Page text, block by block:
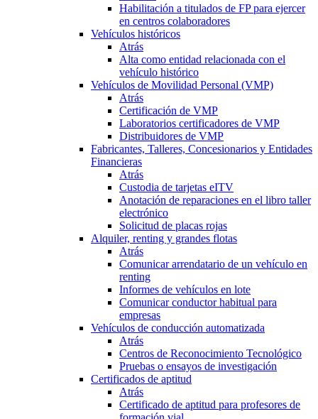
Habilitación a titulados de FP para ejercer
en centros colaboradores
Vehículos históricos
Atrás
Alta como entidad relacionada con el
vehículo histórico
Vehículos de Movilidad Personal (VMP)
Atrás
Certificación de VMP
Laboratorios certificadores de VMP
Distribuidores de VMP
Fabricantes, Talleres, Concesionarios y Entidades
Financieras
Atrás
Custodia de tarjetas eITV
Anotación de reparaciones en el libro taller
electrónico
Solicitud de placas rojas
Alquiler, renting y grandes flotas
Atrás
Comunicar arrendatario de un vehículo en
renting
Informes de vehículos en lote
Comunicar conductor habitual para
empresas
Vehículos de conducción automatizada
Atrás
Centros de Reconocimiento Tecnológico
Pruebas o ensayos de investigación
Certificados de aptitud
Atrás
Certificado de aptitud para profesores de